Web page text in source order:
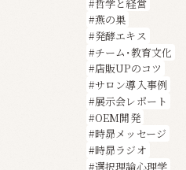
哲学と経営
燕の巣
発酵エキス
チーム・教育文化
店販UPのコツ
サロン導入事例
展示会レポート
OEM開発
時昴メッセージ
時昴ラジオ
選択理論心理学